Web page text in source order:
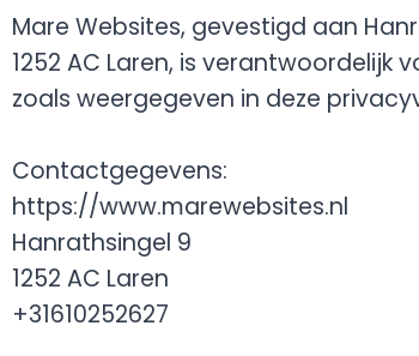
Mare Websites, gevestigd aan
1252 AC Laren, is
zoals weergegeven in deze
Contactgegevens:
https://www.marewebsites.nl
Hanrathsingel 9
1252 AC Laren
+31610252627